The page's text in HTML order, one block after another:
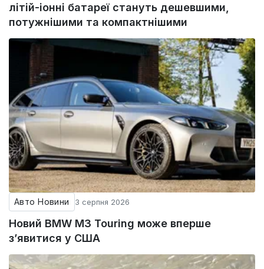
літій-іонні батареї стануть дешевшими,
потужнішими та компактнішими
Авто Новини 3 серпня 2026
Новий BMW M3 Touring може вперше
з’явитися у США